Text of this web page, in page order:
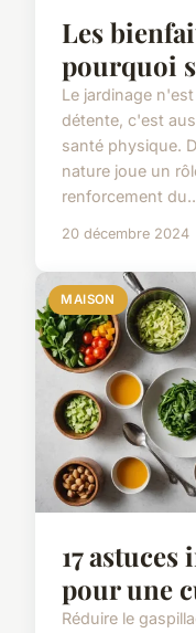
Les
pourquoi
Le jardinage
détente, c'est
santé physique.
nature joue un
renforcement
20 décembre 2024
MAISON
17
pour une
Réduire le